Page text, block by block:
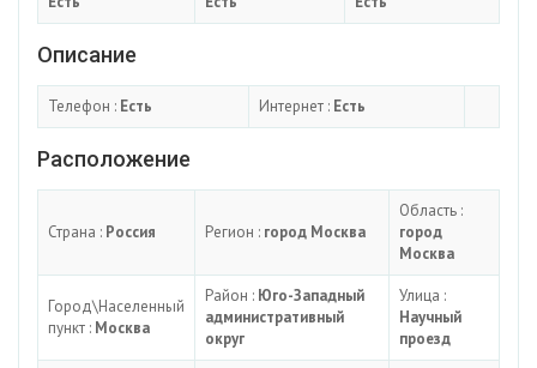
Описание
Телефон : Есть Интернет : Есть
Расположение
Страна : Россия Регион : город Москва
Область :
город
Москва
Город\Населенный
пункт : Москва
Район : Юго-Западный
административный
округ
Улица :
Научный
проезд